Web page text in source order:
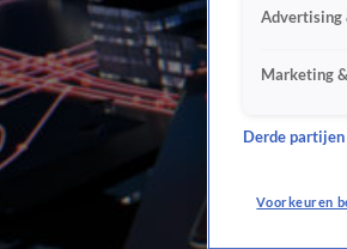
Advertising
Marketing
Derde
Voorkeuren